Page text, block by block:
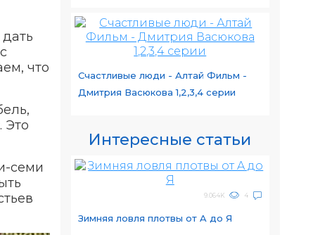
что
Это
семи
Счастливые люди - Алтай Фильм -
Дмитрия Васюкова 1,2,3,4 серии
Интересные статьи
9.064K 4
Зимняя ловля плотвы от A до Я